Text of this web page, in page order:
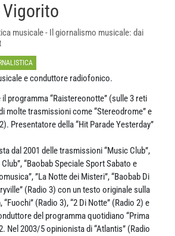
musicale - Il giornalismo musicale: dai
e conduttore radiofonico.
il programma “Raistereonotte” (sulle 3 reti
molte trasmissioni come “Stereodrome” e
Presentatore della “Hit Parade Yesterday”
dal 2001 delle trasmissioni “Music Club”,
“Baobab Speciale Sport Sabato e
”La Notte dei Misteri”, “Baobab Di
(Radio 3) con un testo originale sulla
(Radio 3), “2 Di Notte” (Radio 2) e
del programma quotidiano “Prima
Nel 2003/5 opinionista di “Atlantis” (Radio